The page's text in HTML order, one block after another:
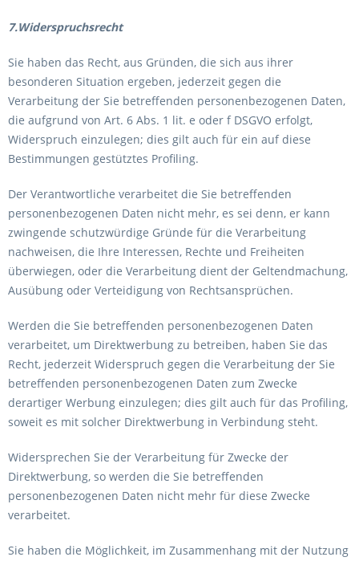
7.Widerspruchsrecht
Sie haben das Recht, aus Gründen, die sich aus ihrer
besonderen Situation ergeben, jederzeit gegen die
Verarbeitung der Sie betreffenden personenbezogenen Daten,
die aufgrund von Art. 6 Abs. 1 lit. e oder f DSGVO erfolgt,
Widerspruch einzulegen; dies gilt auch für ein auf diese
Bestimmungen gestütztes Profiling.
Der Verantwortliche verarbeitet die Sie betreffenden
personenbezogenen Daten nicht mehr, es sei denn, er kann
zwingende schutzwürdige Gründe für die Verarbeitung
nachweisen, die Ihre Interessen, Rechte und Freiheiten
überwiegen, oder die Verarbeitung dient der Geltendmachung,
Ausübung oder Verteidigung von Rechtsansprüchen.
Werden die Sie betreffenden personenbezogenen Daten
verarbeitet, um Direktwerbung zu betreiben, haben Sie das
Recht, jederzeit Widerspruch gegen die Verarbeitung der Sie
betreffenden personenbezogenen Daten zum Zwecke
derartiger Werbung einzulegen; dies gilt auch für das Profiling,
soweit es mit solcher Direktwerbung in Verbindung steht.
Widersprechen Sie der Verarbeitung für Zwecke der
Direktwerbung, so werden die Sie betreffenden
personenbezogenen Daten nicht mehr für diese Zwecke
verarbeitet.
Sie haben die Möglichkeit, im Zusammenhang mit der Nutzung